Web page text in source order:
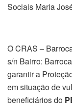
Sociais Maria
O CRAS –
s/n Bairro:
garantir a
em situação de
beneficiários do